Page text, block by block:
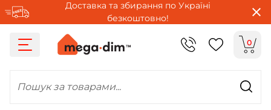
Доставка та збирання по Україні
безкоштовно!
0
Пошук за товарами...